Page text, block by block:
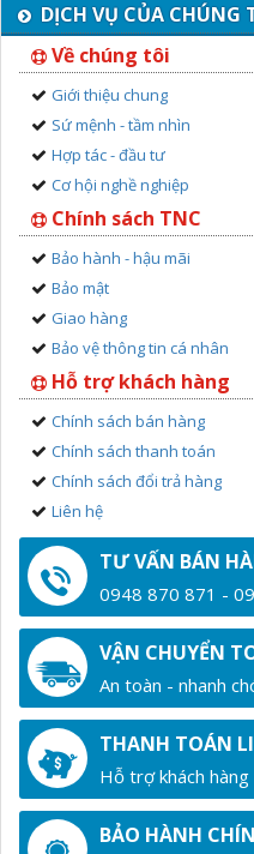
DỊCH VỤ CỦA CHÚNG
Về chúng tôi
Giới thiệu chung
Sứ mệnh - tầm nhìn
Hợp tác - đầu tư
Cơ hội nghề nghiệp
Chính sách TNC
Bảo hành - hậu mãi
Bảo mật
Giao hàng
Bảo vệ thông tin cá nhân
Hỗ trợ khách hàng
Chính sách bán hàng
Chính sách thanh toán
Chính sách đổi trả hàng
Liên hệ
TƯ VẤN BÁN
0948 870 871 -
VẬN CHUYỂN
An toàn - nhanh
THANH TOÁN
Hỗ trợ khách
BẢO HÀNH